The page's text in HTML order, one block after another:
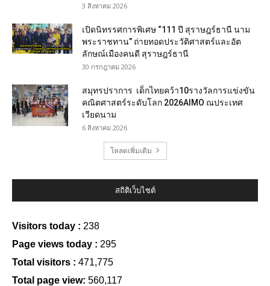
3 สิงหาคม 2026
เปิดนิทรรศการพิเศษ “111 ปี สุราษฎร์ธานี นาม
พระราชทาน” ถ่ายทอดประวัติศาสตร์และอัต
ลักษณ์เมืองคนดี สุราษฎร์ธานี
30 กรกฎาคม 2026
สมุทรปราการ เด็กไทยคว้า10รางวัลการแข่งขัน
คณิตศาสตร์ระดับโลก 2026AIMO ณประเทศ
เวียดนาม
6 สิงหาคม 2026
โหลดเพิ่มเติม
สถิติเว็บไซต์
Visitors today : 238
Page views today : 295
Total visitors : 471,775
Total page view: 560,117